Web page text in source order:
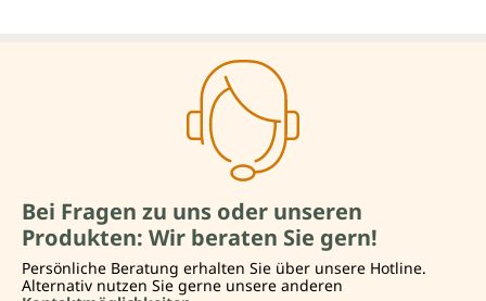
Bei Fragen zu uns oder unseren
Produkten: Wir beraten Sie gern!
Persönliche Beratung erhalten Sie über unsere Hotline.
Alternativ nutzen Sie gerne unsere anderen